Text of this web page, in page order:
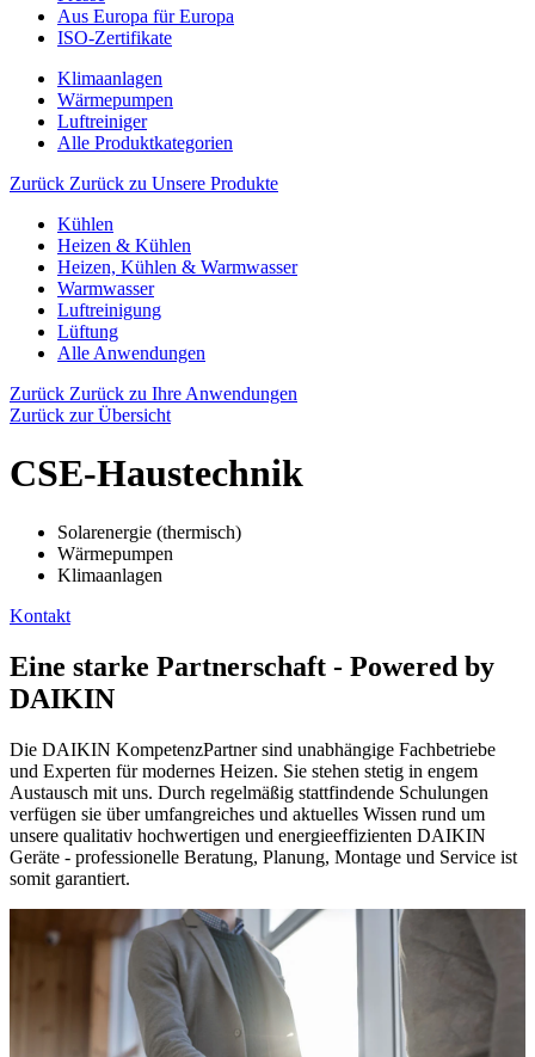
Aus Europa für Europa
ISO-Zertifikate
Klimaanlagen
Wärmepumpen
Luftreiniger
Alle Produktkategorien
Zurück Zurück zu Unsere Produkte
Kühlen
Heizen & Kühlen
Heizen, Kühlen & Warmwasser
Warmwasser
Luftreinigung
Lüftung
Alle Anwendungen
Zurück Zurück zu Ihre Anwendungen
Zurück zur Übersicht
CSE-Haustechnik
Solarenergie (thermisch)
Wärmepumpen
Klimaanlagen
Kontakt
Eine starke Partnerschaft - Powered by
DAIKIN
Die DAIKIN KompetenzPartner sind unabhängige Fachbetriebe
und Experten für modernes Heizen. Sie stehen stetig in engem
Austausch mit uns. Durch regelmäßig stattfindende Schulungen
verfügen sie über umfangreiches und aktuelles Wissen rund um
unsere qualitativ hochwertigen und energieeffizienten DAIKIN
Geräte - professionelle Beratung, Planung, Montage und Service ist
somit garantiert.